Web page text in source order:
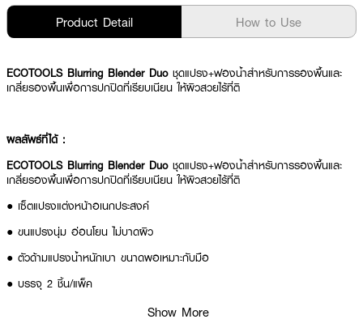
Product Detail How to Use
ECOTOOLS Blurring Blender Duo ชุดแปรง+ฟองน้ำสำหรับการรองพื้นและ
เกลี่ยรองพื้นเพื่อการปกปิดที่เรียบเนียน ให้ผิวสวยไร้ที่ติ
ผลลัพธ์ที่ได้ :
ECOTOOLS Blurring Blender Duo ชุดแปรง+ฟองน้ำสำหรับการรองพื้นและ
เกลี่ยรองพื้นเพื่อการปกปิดที่เรียบเนียน ให้ผิวสวยไร้ที่ติ
● เซ็ตแปรงแต่งหน้าอเนกประสงค์
● ขนแปรงนุ่ม อ่อนโยน ไม่บาดผิว
● ตัวด้ามแปรงน้ำหนักเบา ขนาดพอเหมาะกับมือ
● บรรจุ 2 ชิ้น/แพ็ค
Show More